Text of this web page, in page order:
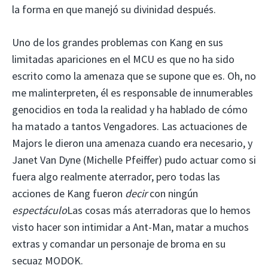
la forma en que manejó su divinidad después.
Uno de los grandes problemas con Kang en sus
limitadas apariciones en el MCU es que no ha sido
escrito como la amenaza que se supone que es. Oh, no
me malinterpreten, él es responsable de innumerables
genocidios en toda la realidad y ha hablado de cómo
ha matado a tantos Vengadores. Las actuaciones de
Majors le dieron una amenaza cuando era necesario, y
Janet Van Dyne (Michelle Pfeiffer) pudo actuar como si
fuera algo realmente aterrador, pero todas las
acciones de Kang fueron decircon ningún
espectáculoLas cosas más aterradoras que lo hemos
visto hacer son intimidar a Ant-Man, matar a muchos
extras y comandar un personaje de broma en su
secuaz MODOK.